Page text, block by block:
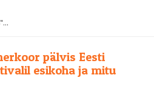
pälvis Eesti
esikoha ja mitu